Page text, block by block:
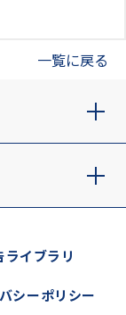
一覧に戻る
ライブラリ
シーポリシー